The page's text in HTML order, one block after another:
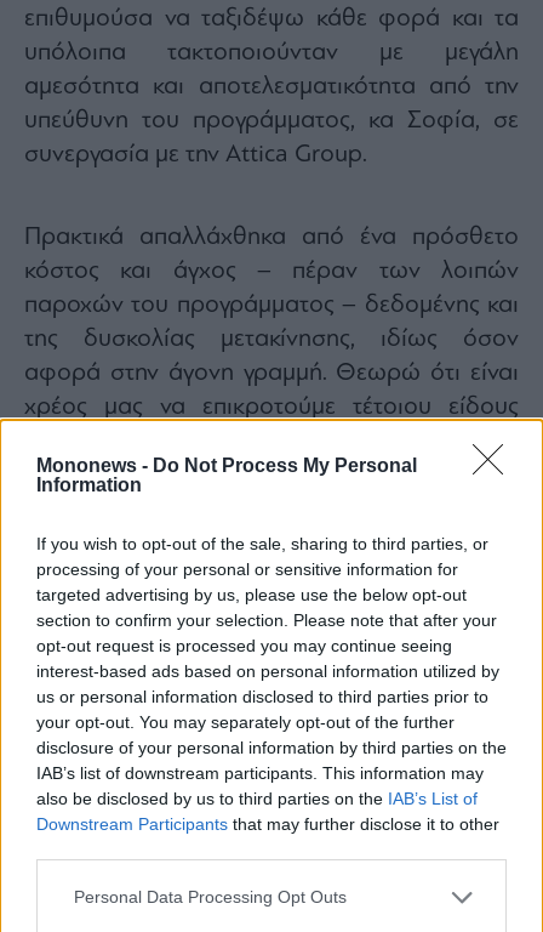
Mononews - Do Not Process My Personal
Information
If you wish to opt-out of the sale, sharing to third parties, or
processing of your personal or sensitive information for
targeted advertising by us, please use the below opt-out
section to confirm your selection. Please note that after your
opt-out request is processed you may continue seeing
interest-based ads based on personal information utilized by
us or personal information disclosed to third parties prior to
your opt-out. You may separately opt-out of the further
disclosure of your personal information by third parties on the
IAB’s list of downstream participants. This information may
also be disclosed by us to third parties on the IAB’s List of
Downstream Participants that may further disclose it to other
Personal Data Processing Opt Outs
επιθυμούσα να ταξιδέψω κάθε φορά και τα
υπόλοιπα τακτοποιούνταν με μεγάλη
αμεσότητα και αποτελεσματικότητα από την
υπεύθυνη του προγράμματος, κα Σοφία, σε
συνεργασία με την Attica Group.
Πρακτικά απαλλάχθηκα από ένα πρόσθετο
κόστος και άγχος – πέραν των λοιπών
παροχών του προγράμματος – δεδομένης και
της δυσκολίας μετακίνησης, ιδίως όσον
αφορά στην άγονη γραμμή. Θεωρώ ότι είναι
χρέος μας να επικροτούμε τέτοιου είδους
πρωτοβουλίες και ελπίζω η HOPEgenesis και η
Attica Groupνα συνεχίσουν για πολλά χρόνια
προς όφελος των ακριτικών νησιών και
οικογενειών», λέει η κα Κούτρα.